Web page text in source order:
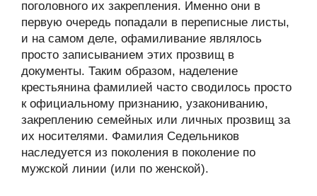
поголовного их закрепления. Именно они в
первую очередь попадали в переписные листы,
и на самом деле, офамиливание являлось
просто записыванием этих прозвищ в
документы. Таким образом, наделение
крестьянина фамилией часто сводилось просто
к официальному признанию, узакониванию,
закреплению семейных или личных прозвищ за
их носителями. Фамилия Седельников
наследуется из поколения в поколение по
мужской линии (или по женской).